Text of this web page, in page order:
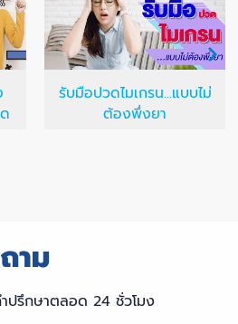
รับมือปวดไมเกรน...แบบไม่
ต้องพึ่งยา
ำปรึกษาตลอด 24 ชั่วโมง